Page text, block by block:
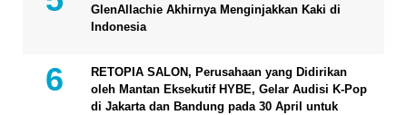
GlenAllachie Akhirnya Menginjakkan Kaki di
Indonesia
RETOPIA SALON, Perusahaan yang Didirikan
oleh Mantan Eksekutif HYBE, Gelar Audisi K-Pop
di Jakarta dan Bandung pada 30 April untuk